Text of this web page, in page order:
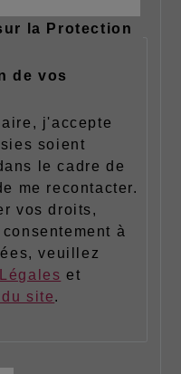
la Protection
de vos
j'accepte
soient
le cadre de
me recontacter.
vos droits,
à
veuillez
et
site.